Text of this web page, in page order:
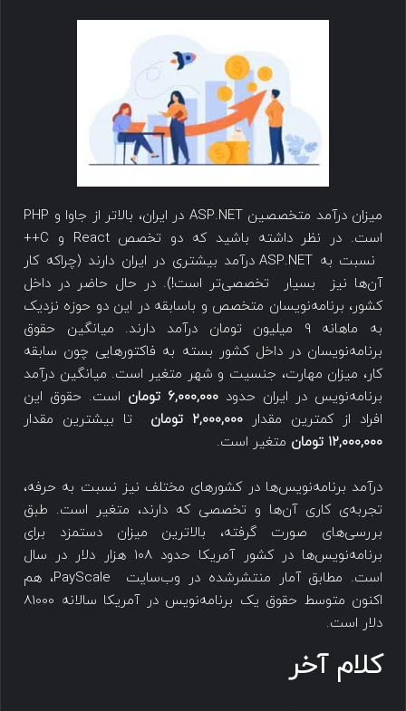
میزان درآمد متخصصین ASP.NET در ایران، بالاتر از جاوا و PHP
است. در نظر داشته باشید که دو تخصص React و C++
نسبت به ASP.NET درآمد بیشتری در ایران دارند (چراکه کار
آن‌ها نیز بسیار تخصصی‌تر است!). در حال حاضر در داخل
کشور، برنامه‌نویسان متخصص و باسابقه در این دو حوزه نزدیک
به ماهانه 9 میلیون تومان درآمد دارند. میانگین حقوق
برنامه‌نویسان در داخل کشور بسته به فاکتورهایی چون سابقه
کار، میزان مهارت، جنسیت و شهر متغیر است. میانگین درآمد
برنامه‌نویس در ایران حدود ۶,۰۰۰,۰۰۰ تومان
است. حقوق این
افراد از کمترین مقدار ۲,۰۰۰,۰۰۰ تومان
تا بیشترین مقدار
۱۲,۰۰۰,۰۰۰ تومان
متغیر است.
درآمد برنامه‌نویس‌ها در کشورهای مختلف نیز نسبت به حرفه،
تجربه‌ی کاری آن‌ها و تخصصی که دارند، متغیر است. طبق
بررسی‌های صورت گرفته، بالاترین میزان دستمزد برای
برنامه‌نویس‌ها در کشور آمریکا حدود ۱۰۸ هزار دلار در سال
است. مطابق آمار منتشرشده در وب‌سایت PayScale، هم
اکنون متوسط حقوق یک برنامه‌نویس در آمریکا سالانه 81000
دلار است.
کلام آخر